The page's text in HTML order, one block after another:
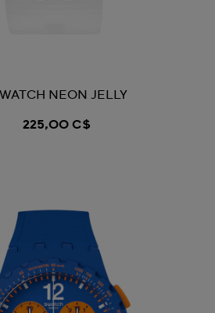
NEON JELLY
225,00 C$